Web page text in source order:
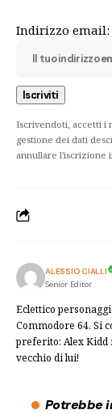
Indirizzo email:
Iscrivendoti, accetti i
gestione dei dati
annullare l'iscrizione
ALESSIO CIALLI
Senior Editor
Eclettico
Commodore 64. Si
preferito: Alex Kidd
vecchio di lui!
Potrebbe